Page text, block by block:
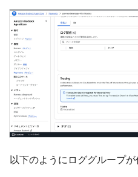
以下のようにロググループが